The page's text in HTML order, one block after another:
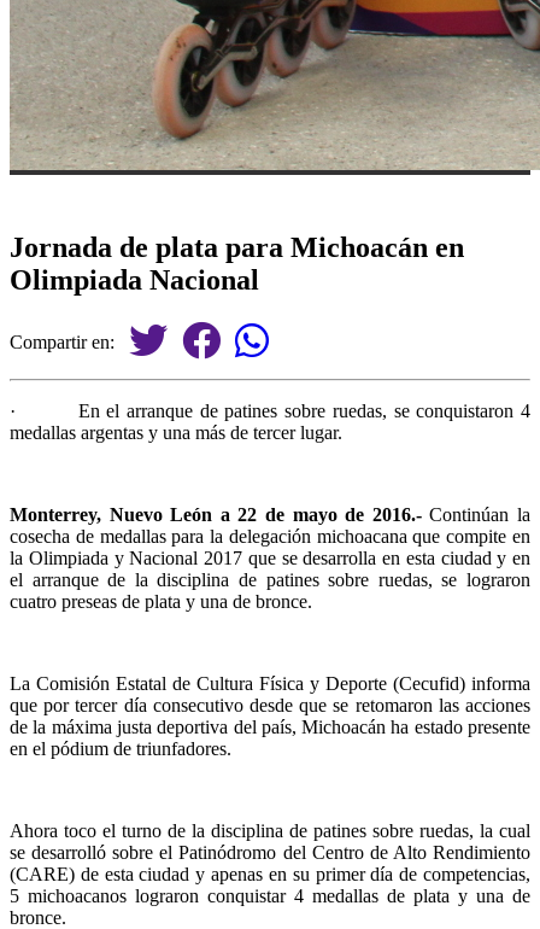
Jornada de plata para Michoacán en
Olimpiada Nacional
Compartir en:
· En el arranque de patines sobre ruedas, se conquistaron 4
medallas argentas y una más de tercer lugar.
Monterrey, Nuevo León a 22 de mayo de 2016.-Continúan la
cosecha de medallas para la delegación michoacana que compite en
la Olimpiada y Nacional 2017 que se desarrolla en esta ciudad y en
el arranque de la disciplina de patines sobre ruedas, se lograron
cuatro preseas de plata y una de bronce.
La Comisión Estatal de Cultura Física y Deporte (Cecufid) informa
que por tercer día consecutivo desde que se retomaron las acciones
de la máxima justa deportiva del país, Michoacán ha estado presente
en el pódium de triunfadores.
Ahora toco el turno de la disciplina de patines sobre ruedas, la cual
se desarrolló sobre el Patinódromo del Centro de Alto Rendimiento
(CARE) de esta ciudad y apenas en su primer día de competencias,
5 michoacanos lograron conquistar 4 medallas de plata y una de
bronce.